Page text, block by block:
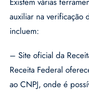
auxiliar na verificação
incluem:
– Site oficial da
Receita Federal
ao CNPJ, onde é